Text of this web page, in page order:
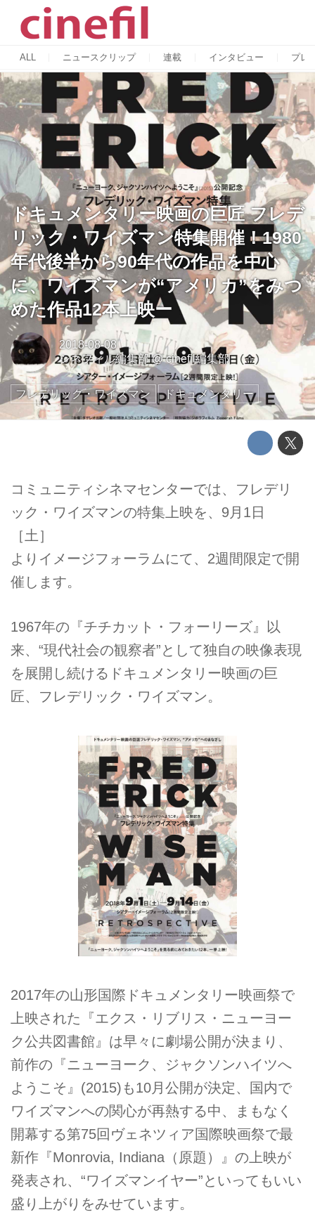
ALL ニュースクリップ 連載 インタビュー プレ
ドキュメンタリー映画の巨匠 フレデ
リック・ワイズマン特集開催！1980
年代後半から90年代の作品を中心
に、ワイズマンが“アメリカ”をみつ
めた作品12本上映ー
2018-08-08
シネフィル編集部@cinefil編集部
フレデリック・ワイズマン ドキュメンタリー
コミュニティシネマセンターでは、フレデリ
ック・ワイズマンの特集上映を、9月1日
［土］
よりイメージフォーラムにて、2週間限定で開
催します。
1967年の『チチカット・フォーリーズ』以
来、“現代社会の観察者”として独自の映像表現
を展開し続けるドキュメンタリー映画の巨
匠、フレデリック・ワイズマン。
2017年の山形国際ドキュメンタリー映画祭で
上映された『エクス・リブリス・ニューヨー
ク公共図書館』は早々に劇場公開が決まり、
前作の『ニューヨーク、ジャクソンハイツへ
ようこそ』(2015)も10月公開が決定、国内で
ワイズマンへの関心が再熱する中、まもなく
開幕する第75回ヴェネツィア国際映画祭で最
新作『Monrovia, Indiana（原題）』の上映が
発表され、“ワイズマンイヤー”といってもいい
盛り上がりをみせています。